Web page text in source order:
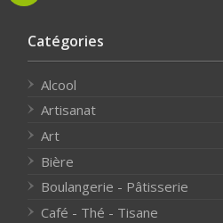
Catégories
Alcool
Artisanat
Art
Bière
Boulangerie - Pâtisserie
Café - Thé - Tisane